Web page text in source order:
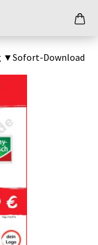
▼Sofort-Download